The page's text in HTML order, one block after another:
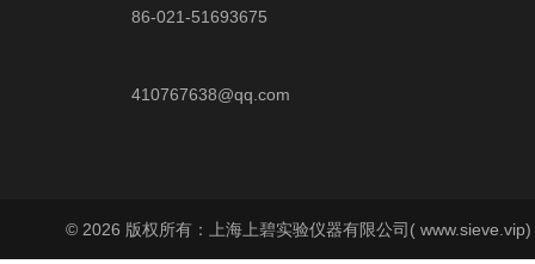
86-021-51693675
410767638@qq.com
© 2026 版权所有：上海上碧实验仪器有限公司(